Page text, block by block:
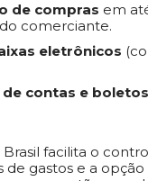
de compras em
comerciante.
eletrônicos
contas e boletos
facilita o
de gastos e a opção